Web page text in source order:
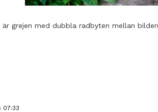
är grejen med dubbla radbyten mellan
07:33